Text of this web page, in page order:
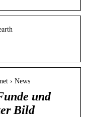
› News
und
Bild